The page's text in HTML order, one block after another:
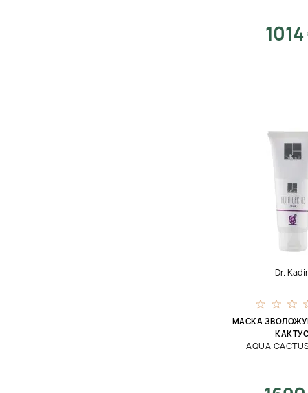
Dr. Kadir
МАСКА
КАКТУС
AQUA